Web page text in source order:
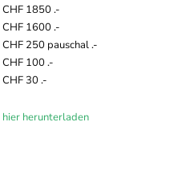
CHF 1850 .-
CHF 1600 .-
CHF 250 pauschal .-
CHF 100 .-
CHF 30 .-
hier herunterladen